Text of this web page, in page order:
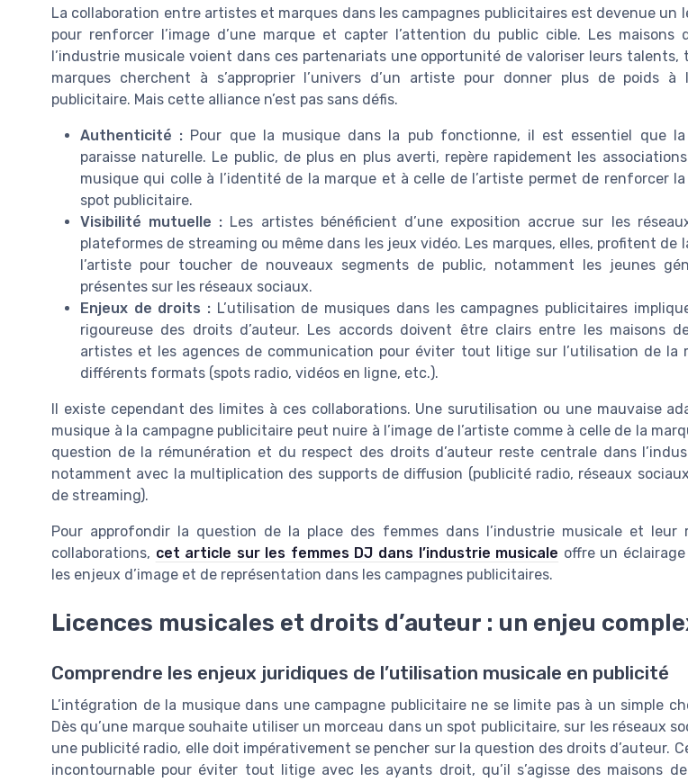
La collaboration entre artistes et marques dans les campagnes publicitaires est devenue un
pour renforcer l’image d’une marque et capter l’attention du public cible. Les maisons
l’industrie musicale voient dans ces partenariats une opportunité de valoriser leurs talents,
marques cherchent à s’approprier l’univers d’un artiste pour donner plus de poids à
publicitaire. Mais cette alliance n’est pas sans défis.
Authenticité : Pour que la musique dans la pub fonctionne, il est essentiel que la
paraisse naturelle. Le public, de plus en plus averti, repère rapidement les
musique qui colle à l’identité de la marque et à celle de l’artiste permet de renforcer
spot publicitaire.
Visibilité mutuelle : Les artistes bénéficient d’une exposition accrue sur les
plateformes de streaming ou même dans les jeux vidéo. Les marques, elles, profitent de
l’artiste pour toucher de nouveaux segments de public, notamment les jeunes
présentes sur les réseaux sociaux.
Enjeux de droits : L’utilisation de musiques dans les campagnes publicitaires
rigoureuse des droits d’auteur. Les accords doivent être clairs entre les maisons
artistes et les agences de communication pour éviter tout litige sur l’utilisation de la
différents formats (spots radio, vidéos en ligne, etc.).
Il existe cependant des limites à ces collaborations. Une surutilisation ou une mauvaise
musique à la campagne publicitaire peut nuire à l’image de l’artiste comme à celle de la
question de la rémunération et du respect des droits d’auteur reste centrale dans
notamment avec la multiplication des supports de diffusion (publicité radio, réseaux
de streaming).
Pour approfondir la question de la place des femmes dans l’industrie musicale et leur
collaborations, cet article sur les femmes DJ dans l’industrie musicale offre un
les enjeux d’image et de représentation dans les campagnes publicitaires.
Licences musicales et droits d’auteur : un enjeu
Comprendre les enjeux juridiques de l’utilisation musicale en publicité
L’intégration de la musique dans une campagne publicitaire ne se limite pas à un simple
Dès qu’une marque souhaite utiliser un morceau dans un spot publicitaire, sur les réseaux
une publicité radio, elle doit impérativement se pencher sur la question des droits d’auteur.
incontournable pour éviter tout litige avec les ayants droit, qu’il s’agisse des maisons